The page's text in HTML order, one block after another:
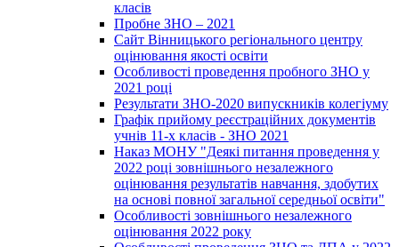
класів
Пробне ЗНО – 2021
Сайт Вінницького регіонального центру
оцінювання якості освіти
Особливості проведення пробного ЗНО у
2021 році
Результати ЗНО-2020 випускників колегіуму
Графік прийому реєстраційних документів
учнів 11-х класів - ЗНО 2021
Наказ МОНУ "Деякі питання проведення у
2022 році зовнішнього незалежного
оцінювання результатів навчання, здобутих
на основі повної загальної середньої освіти"
Особливості зовнішнього незалежного
оцінювання 2022 року